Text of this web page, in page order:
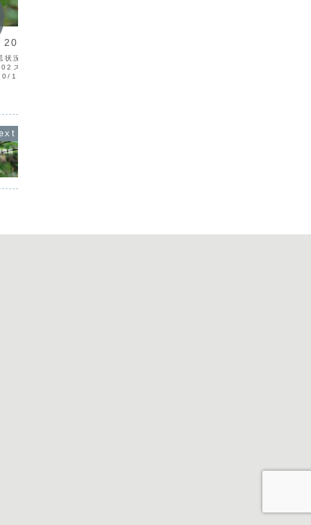
11
状況 確認場所
グロカモメV1奄美
11/03カツオドリV1